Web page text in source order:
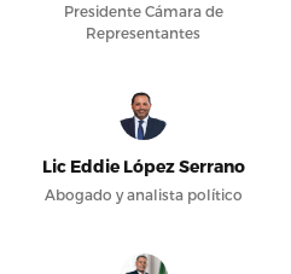
Presidente Cámara de
Representantes
Lic Eddie López Serrano
Abogado y analista político